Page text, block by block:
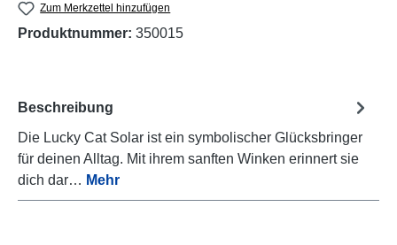
Zum Merkzettel hinzufügen
Produktnummer: 350015
Beschreibung
Die Lucky Cat Solar ist ein symbolischer Glücksbringer
für deinen Alltag. Mit ihrem sanften Winken erinnert sie
dich dar… Mehr